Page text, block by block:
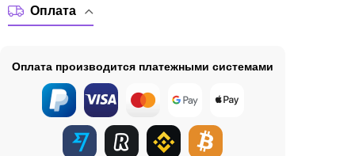
Оплата
Оплата производится платежными системами